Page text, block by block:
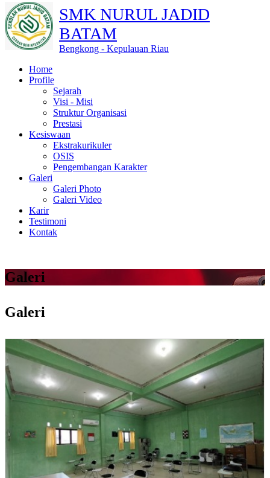
SMK NURUL JADID
BATAM
Bengkong - Kepulauan Riau
Home
Profile
Sejarah
Visi - Misi
Struktur Organisasi
Prestasi
Kesiswaan
Ekstrakurikuler
OSIS
Pengembangan Karakter
Galeri
Galeri Photo
Galeri Video
Karir
Testimoni
Kontak
Galeri
Galeri